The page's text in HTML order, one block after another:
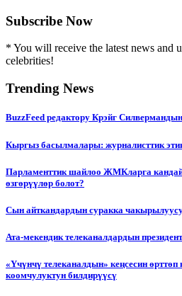
Subscribe Now
* You will receive the latest news and
celebrities!
Trending News
BuzzFeed редактору Крэйг
Кыргыз басылмалары: журналисттик
Парламенттик шайлоо ЖМКларга кандай
өзгөрүүлөр болот?
Сын айткандардын суракка
Ата-мекендик телеканалдардын
«Үчүнчү телеканалдын» кеңсесин
коомчулуктун билдирүүсү